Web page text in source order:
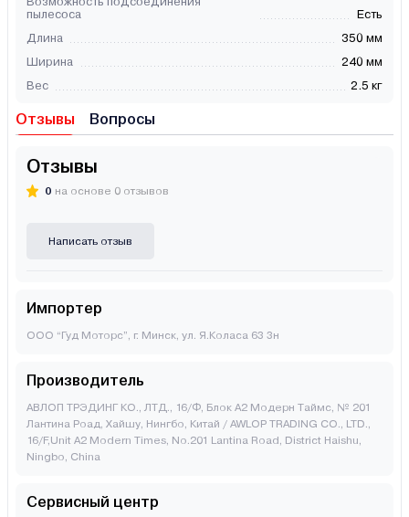
пылесоса
Есть
Длина
350 мм
Ширина
240 мм
Вес
2.5 кг
Отзывы Вопросы
Отзывы
0 на основе 0 отзывов
Написать отзыв
Импортер
ООО “Гуд Моторс”, г. Минск, ул. Я.Коласа 63 3н
Производитель
АВЛОП ТРЭДИНГ КО., ЛТД., 16/Ф, Блок А2 Модерн Таймс, № 201
Лантина Роад, Хайшу, Нингбо, Китай / AWLOP TRADING CO., LTD.,
16/F,Unit A2 Modern Times, No.201 Lantina Road, District Haishu,
Ningbo, China
Сервисный центр